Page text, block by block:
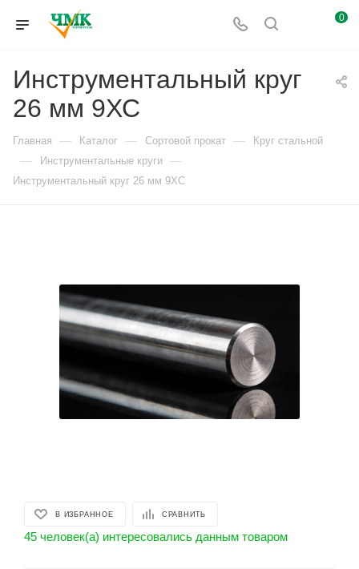
0
Инструментальный круг
26 мм 9ХС
Главная — Каталог — Сортовой прокат — Круг стальной
— Инструментальные круги —
Инструментальный круг 26 мм 9ХС
В ИЗБРАННОЕ СРАВНИТЬ
45 человек(а) интересовались данным товаром